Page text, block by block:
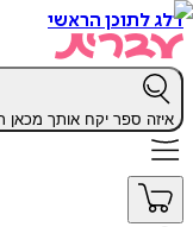
דלג לתוכן הראשי
איזה ספר יקח אותך מכאן